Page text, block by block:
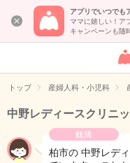
アプリでいつでも
ママに嬉しい！ア
キャンペーンも随
女
イ
トップ 産婦人科・小児科
中野レディースクリニ
妊活
柏市の 中野レデ